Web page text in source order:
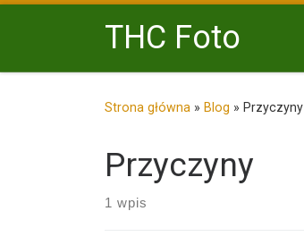
Przejdź do treściTHC Foto
Strona główna » Blog » Przyczyny
Przyczyny
1 wpis